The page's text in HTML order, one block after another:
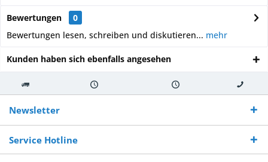
Bewertungen
0
Bewertungen lesen, schreiben und diskutieren... mehr
Kunden haben sich ebenfalls angesehen
Kostenloser
Versand ab €
250,-
Versand innerhalb von Versand von So erreichen
Sie uns 0160
970 511 90
Newsletter
Service Hotline